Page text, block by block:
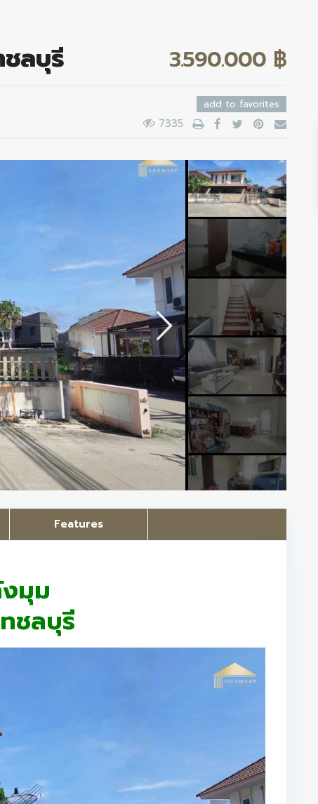
ชลบุรี 3.590.000 ฿
add to favorites
7335
Features
มุม
ชลบุรี